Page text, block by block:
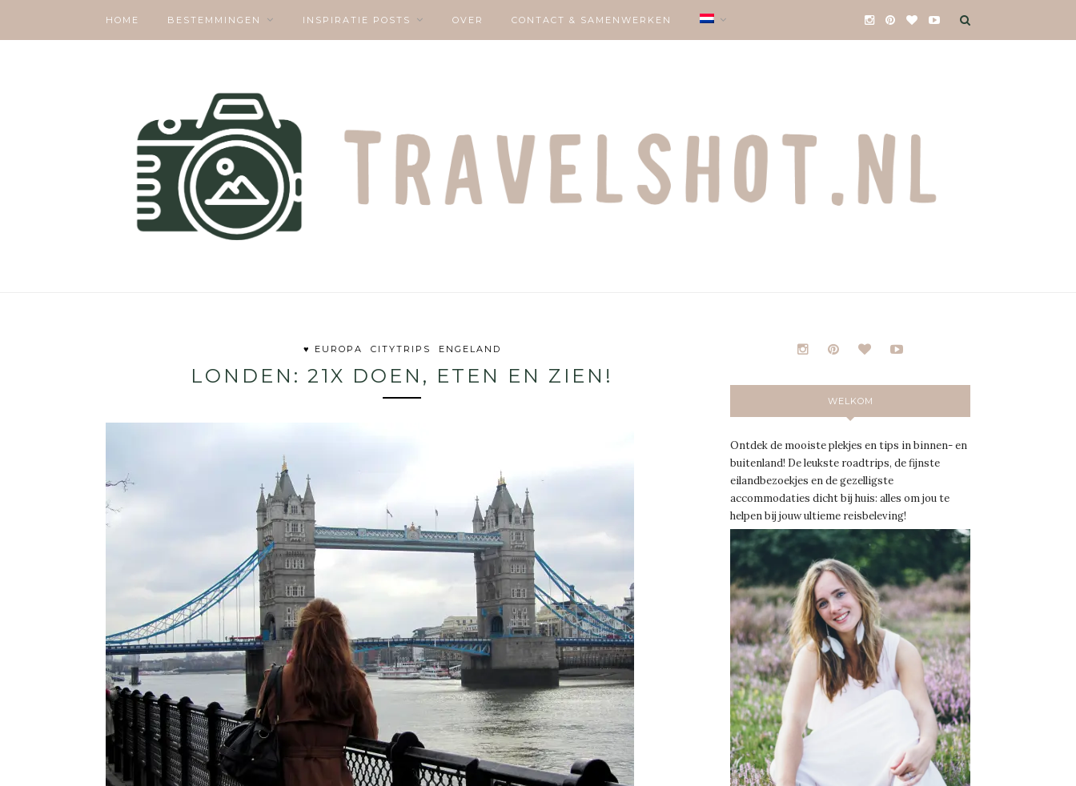
HOME BESTEMMINGEN INSPIRATIE POSTS OVER CONTACT & SAMENWERKEN
♥ EUROPA CITYTRIPS ENGELAND
LONDEN: 21X DOEN, ETEN EN ZIEN!
WELKOM
Ontdek de mooiste plekjes en tips in binnen- en
buitenland! De leukste roadtrips, de fijnste
eilandbezoekjes en de gezelligste
accommodaties dicht bij huis: alles om jou te
helpen bij jouw ultieme reisbeleving!